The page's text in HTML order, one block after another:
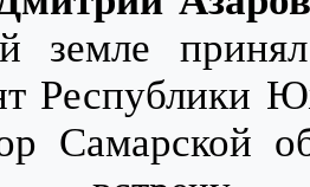
земле
Республики
Самарской